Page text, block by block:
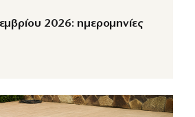
2026: ημερομηνίες